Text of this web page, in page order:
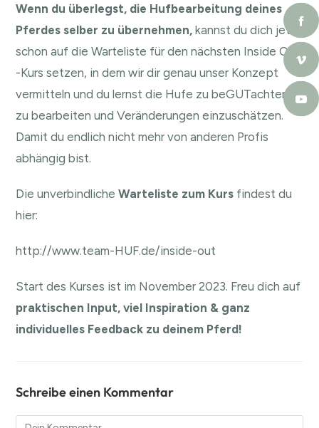
Wenn du überlegst, die Hufbearbeitung deines
Pferdes selber zu übernehmen,kannst du dich jetzt
schon auf die Warteliste für den nächsten Inside Out
-Kurs setzen, in dem wir dir genau unser Konzept
vermitteln und du lernst die Hufe zu beGUTachten,
zu bearbeiten und Veränderungen einzuschätzen.
Damit du endlich nicht mehr von anderen Profis
abhängig bist.
Die unverbindliche Warteliste zum Kurs findest du
hier:
http://www.team-HUF.de/inside-out
Start des Kurses ist im November 2023. Freu dich auf
praktischen Input, viel Inspiration & ganz
individuelles Feedback zu deinem Pferd!
Schreibe einen Kommentar